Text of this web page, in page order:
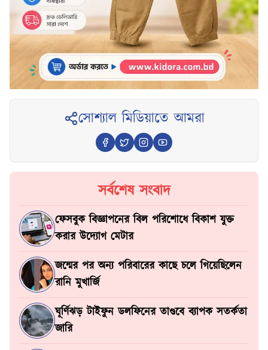
সোশ্যাল মিডিয়াতে আমরা
সর্বশেষ সংবাদ
ফেসবুক বিজ্ঞাপনের বিল পরিশোধে বিকাশ যুক্ত
করার উদ্যোগ মেটার
জন্মের পর অন্য পরিবারের কাছে চলে গিয়েছিলেন
রানি মুখার্জি
ঘূর্ণিঝড় টাইফুন ডলফিনের তাণ্ডবে ব্যাপক সতর্কতা
জারি